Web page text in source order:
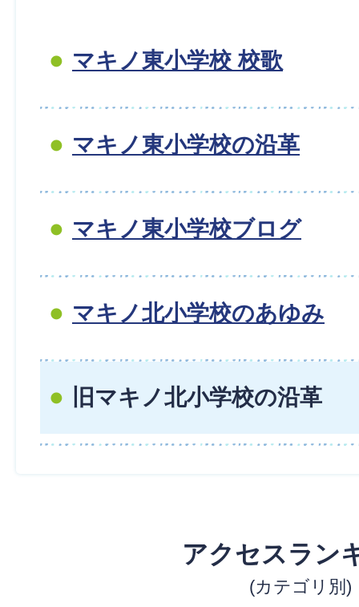
マキノ東小学校 校歌
マキノ東小学校の沿革
マキノ東小学校ブログ
マキノ北小学校のあゆみ
旧マキノ北小学校の沿革
アクセスラン
(カテゴリ別)